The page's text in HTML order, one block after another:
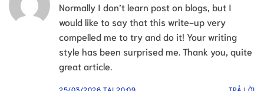
Normally I don’t learn post on blogs, but I
would like to say that this write-up very
compelled me to try and do it! Your writing
style has been surprised me. Thank you, quite
great article.